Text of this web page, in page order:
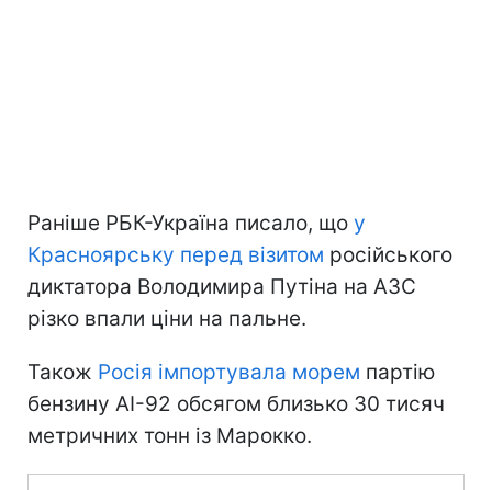
Раніше РБК-Україна писало, що у
Красноярську перед візитом російського
диктатора Володимира Путіна на АЗС
різко впали ціни на пальне.
Також Росія імпортувала морем партію
бензину АІ-92 обсягом близько 30 тисяч
метричних тонн із Марокко.